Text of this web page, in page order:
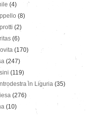
(4)
(8)
(2)
(6)
(170)
(247)
(119)
in Liguria (35)
(276)
(10)